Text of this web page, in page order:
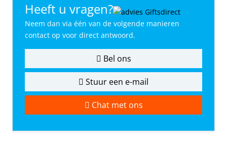
Heeft u vragen?
Neem dan via één van de volgende manieren
contact op voor direct antwoord.
Bel ons
Stuur een e-mail
Chat met ons